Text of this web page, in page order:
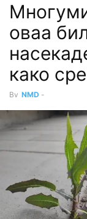
оваа
како
By NMD -